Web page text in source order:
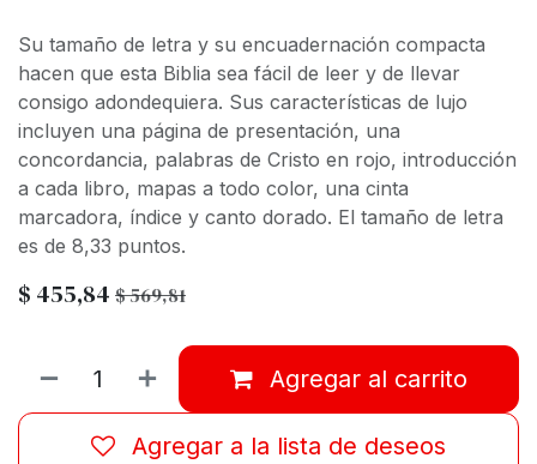
Su tamaño de letra y su encuadernación compacta
hacen que esta Biblia sea fácil de leer y de llevar
consigo adondequiera. Sus características de lujo
incluyen una página de presentación, una
concordancia, palabras de Cristo en rojo, introducción
a cada libro, mapas a todo color, una cinta
marcadora, índice y canto dorado. El tamaño de letra
es de 8,33 puntos.
$ 455,84 $569,81
Agregar al carrito
Agregar a la lista de deseos